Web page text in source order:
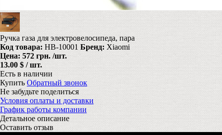
Ручка газа для электровелосипеда, пара
Код товара: HB-10001 Бренд: Xiaomi
Цена: 572 грн. /шт.
13.00 $ / шт.
Есть в наличии
Купить Обратный звонок
Не забудьте поделиться
Условия оплаты и доставки
График работы компании
Детальное описание
Оставить отзыв